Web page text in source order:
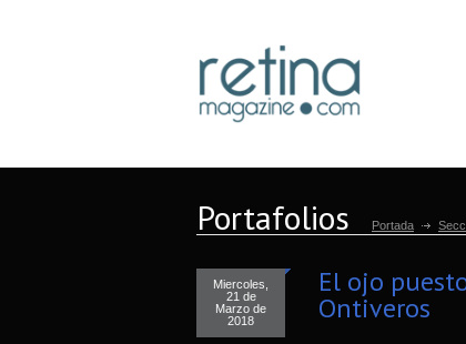
Portafolios Portada
Miercoles,
21 de
Marzo de
2018
El ojo
Ontiveros